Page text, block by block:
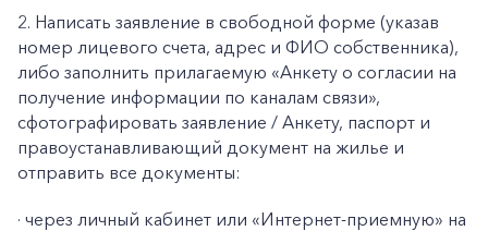
2. Написать заявление в свободной форме (указав
номер лицевого счета, адрес и ФИО собственника),
либо заполнить прилагаемую «Анкету о согласии на
получение информации по каналам связи»,
сфотографировать заявление / Анкету, паспорт и
правоустанавливающий документ на жилье и
отправить все документы:
· через личный кабинет или «Интернет-приемную» на